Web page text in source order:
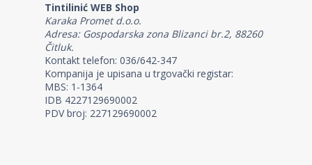
Tintilinić WEB Shop
Karaka Promet d.o.o.
Adresa: Gospodarska zona Blizanci br.2, 88260
Čitluk.
Kontakt telefon: 036/642-347
Kompanija je upisana u trgovački registar:
MBS: 1-1364
IDB 4227129690002
PDV broj: 227129690002